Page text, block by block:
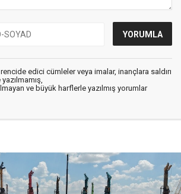
edici cümleler veya imalar, inançlara saldırı
ve büyük harflerle yazılmış yorumlar